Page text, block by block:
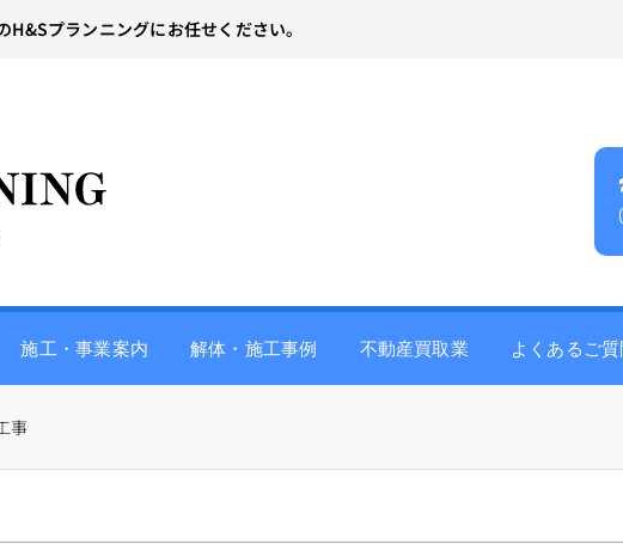
プランニングにお任せください。
施工・事業案内 解体・施工事例 不動産買取業 よくあるご
事